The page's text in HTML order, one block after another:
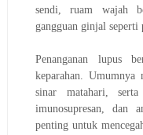
sendi, ruam wajah
gangguan ginjal seperti
Penanganan lupus
keparahan. Umumnya
sinar matahari,
imunosupresan, dan
penting untuk